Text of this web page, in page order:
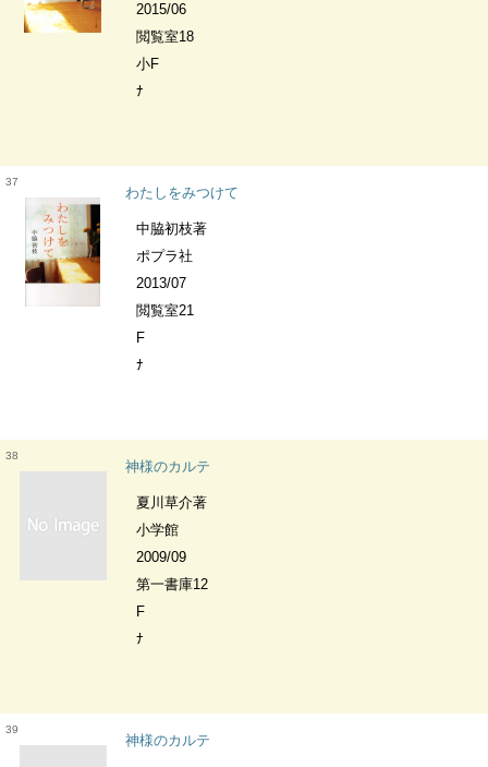
2015/06
閲覧室18
小F
ﾅ
37
わたしをみつけて
中脇初枝著
ポプラ社
2013/07
閲覧室21
F
ﾅ
38
神様のカルテ
夏川草介著
小学館
2009/09
第一書庫12
F
ﾅ
39
神様のカルテ